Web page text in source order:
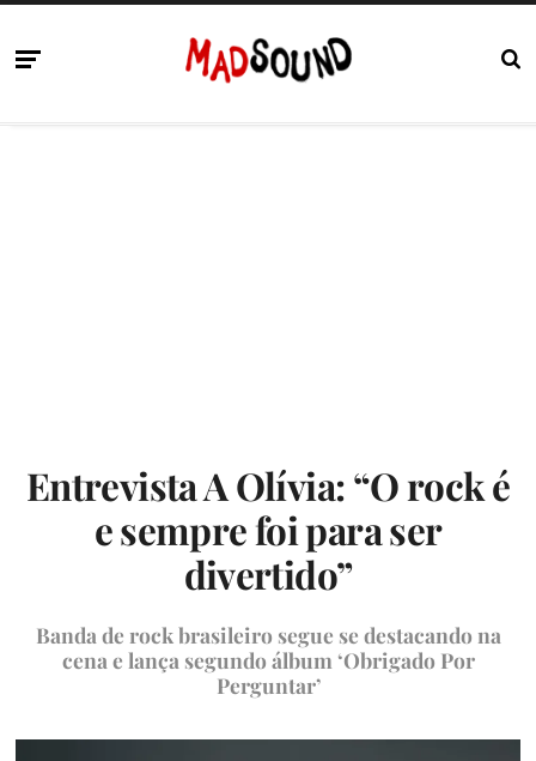
Entrevista A Olívia: “O rock é
e sempre foi para ser
divertido”
Banda de rock brasileiro segue se destacando na
cena e lança segundo álbum ‘Obrigado Por
Perguntar’